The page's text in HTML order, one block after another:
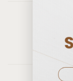
8
[[하모니] H형 수납
8
6월
[[커스텀리뷰]
7월 27
[[커스텀리뷰]
7월 25
[[커스텀리뷰]